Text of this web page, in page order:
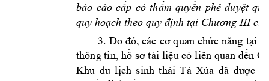
báo cáo cấp có thẩm quyền phê duyệt
quy hoạch theo quy định tại Chương III của
3. Do đó, các cơ quan chức năng tại
thông tin, hồ sơ tài liệu có liên quan đến
Khu du lịch sinh thái Tà Xùa đã được